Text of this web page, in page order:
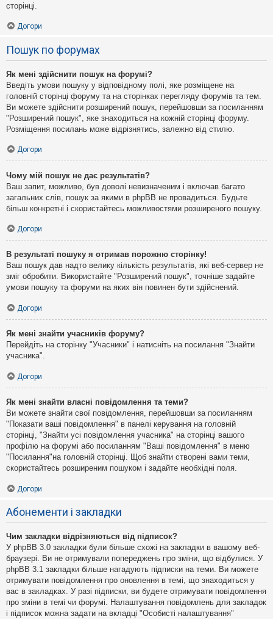
сторінці.
Догори
Пошук по форумах
Як мені здійснити пошук на форумі?
Введіть умови пошуку у відповідному полі, яке розміщене на
головній сторінці форуму та на сторінках перегляду форумів та тем.
Ви можете здійснити розширений пошук, перейшовши за посиланням
"Розширений пошук", яке знаходиться на кожній сторінці форуму.
Розміщення посилань може відрізнятись, залежно від стилю.
Догори
Чому мій пошук не дає результатів?
Ваш запит, можливо, був доволі невизначеним і включав багато
загальних слів, пошук за якими в phpBB не провадиться. Будьте
більш конкретні і скористайтесь можливостями розширеного пошуку.
Догори
В результаті пошуку я отримав порожню сторінку!
Ваш пошук дав надто велику кількість результатів, які веб-сервер не
зміг обробити. Використайте "Розширений пошук", точніше задайте
умови пошуку та форуми на яких він повинен бути здійснений.
Догори
Як мені знайти учасників форуму?
Перейдіть на сторінку "Учасники" і натисніть на посилання "Знайти
учасника".
Догори
Як мені знайти власні повідомлення та теми?
Ви можете знайти свої повідомлення, перейшовши за посиланням
"Показати ваші повідомлення" в панелі керування на головній
сторінці, "Знайти усі повідомлення учасника" на сторінці вашого
профілю на форумі або посиланням "Ваші повідомлення" в меню
"Посилання"на головній сторінці. Щоб знайти створені вами теми,
скористайтесь розширеним пошуком і задайте необхідні поля.
Догори
Абонементи і закладки
Чим закладки відрізняються від підписок?
У phpBB 3.0 закладки були більше схожі на закладки в вашому веб-
браузері. Ви не отримували попереджень про зміни, що відбулися. У
phpBB 3.1 закладки більше нагадують підписки на теми. Ви можете
отримувати повідомлення про оновлення в темі, що знаходиться у
вас в закладках. У разі підписки, ви будете отримувати повідомлення
про зміни в темі чи форумі. Налаштування повідомлень для закладок
і підписок можна задати на вкладці "Особисті налаштування"